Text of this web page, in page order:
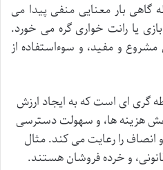
گاهی بار معنایی منفی پیدا می
یا رانت خواری گره می خورد.
و مفید، و سوءاستفاده از
گری ای است که به ایجاد ارزش
هزینه ها، و سهولت دسترسی
را رعایت می کند. مثال
و خرده فروشان هستند.